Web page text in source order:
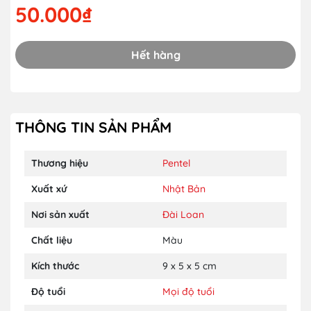
50.000₫
Hết hàng
THÔNG TIN SẢN PHẨM
Thương hiệu Pentel
Xuất xứ Nhật Bản
Nơi sản xuất Đài Loan
Chất liệu Màu
Kích thước 9 x 5 x 5 cm
Độ tuổi Mọi độ tuổi